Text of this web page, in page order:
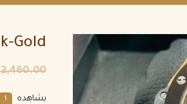
Gold
2,460.00
يشاهده 10